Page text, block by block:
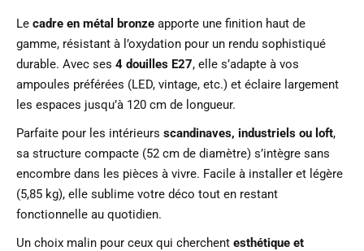
Le cadre en métal bronze apporte une finition haut de
gamme, résistant à l’oxydation pour un rendu sophistiqué
durable. Avec ses 4 douilles E27, elle s’adapte à vos
ampoules préférées (LED, vintage, etc.) et éclaire largement
les espaces jusqu’à 120 cm de longueur.
Parfaite pour les intérieurs scandinaves, industriels ou loft,
sa structure compacte (52 cm de diamètre) s’intègre sans
encombre dans les pièces à vivre. Facile à installer et légère
(5,85 kg), elle sublime votre déco tout en restant
fonctionnelle au quotidien.
Un choix malin pour ceux qui cherchent esthétique et